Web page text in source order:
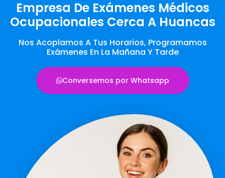
Empresa De Exámenes Médicos
Ocupacionales Cerca A Huancas
Nos Acoplamos A Tus Horarios, Programamos
Exámenes En La Mañana Y Tarde
Conversemos por Whatsapp